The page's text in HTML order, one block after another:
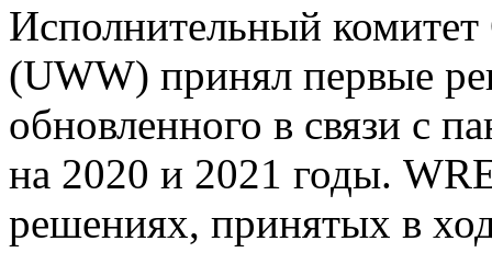
Исполнительный
(UWW) принял первые
обновленного в связи с
на 2020 и 2021 годы.
решениях, принятых в